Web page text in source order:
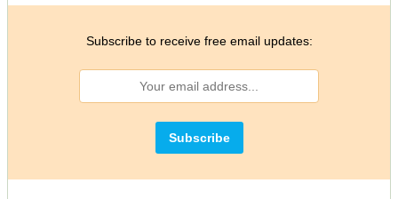
Subscribe to receive free email updates: